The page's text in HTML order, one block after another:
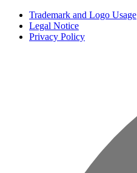
Trademark and Logo Usage
Legal Notice
Privacy Policy